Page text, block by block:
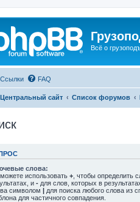
Всё о
Ссылки FAQ
Центральный сайт Список форумов
слова:
использовать + , чтобы определить
и - для слов, которых в
символом | для поиска любого слова из
для частичного совпадения.